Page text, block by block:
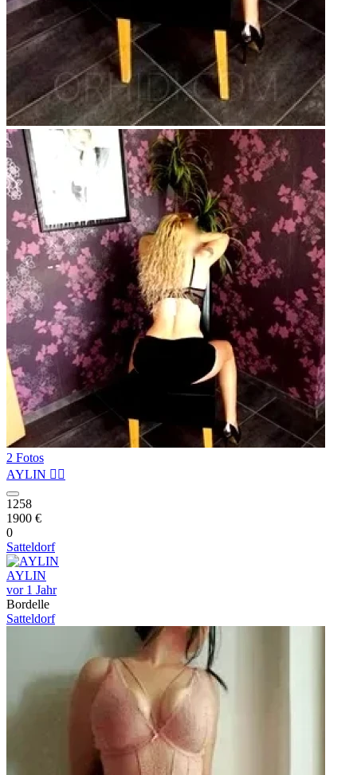
2 Fotos
AYLIN ❤️‍🔥
1258
1900 €
0
Satteldorf
AYLIN
vor 1 Jahr
Bordelle
Satteldorf